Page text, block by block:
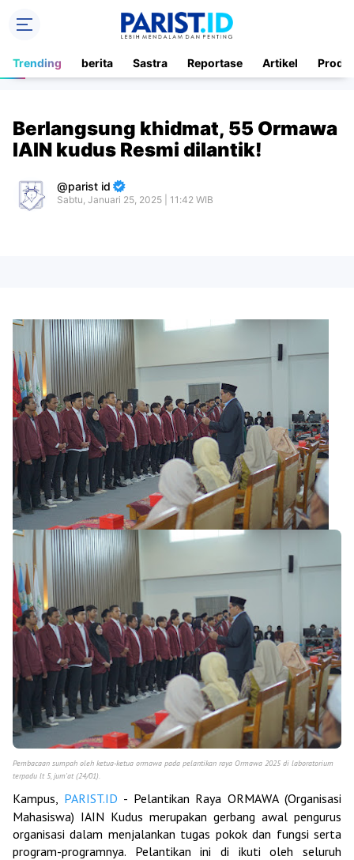
Trending berita Sastra Reportase Artikel
Berlangsung khidmat, 55 Ormawa
IAIN kudus Resmi dilantik!
parist id
Sabtu, Januari 25, 2025 | 11:42 WIB
Pembacaan sumpah oleh ketua-ketua ormawa pada pelantikan raya Ormawa 2025 di laboratorium
terpadu lt 5, jum'at (24/01).
Kampus, PARIST.ID - Pelantikan Raya ORMAWA (Organisasi
Mahasiswa) IAIN Kudus merupakan gerbang awal pengurus
organisasi dalam menjalankan tugas pokok dan fungsi serta
program-programnya. Pelantikan ini di ikuti oleh seluruh